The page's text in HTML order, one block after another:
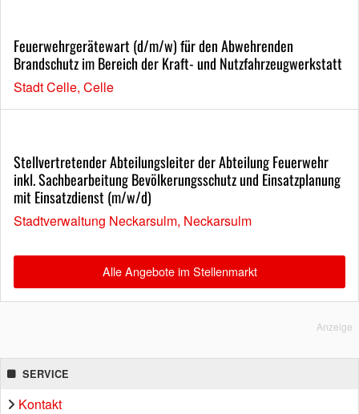
Feuerwehrgerätewart (d/m/w) für den Abwehrenden
Brandschutz im Bereich der Kraft- und Nutzfahrzeugwerkstatt
Stadt Celle, Celle
Stellvertretender Abteilungsleiter der Abteilung Feuerwehr
inkl. Sachbearbeitung Bevölkerungsschutz und Einsatzplanung
mit Einsatzdienst (m/w/d)
Stadtverwaltung Neckarsulm, Neckarsulm
Alle Angebote im Stellenmarkt
Anzeige
SERVICE
Kontakt